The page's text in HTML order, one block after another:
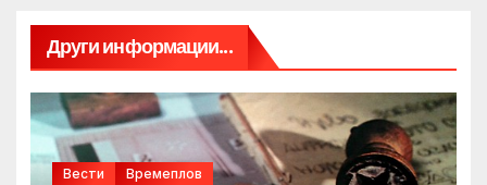
Други информации...
Вести Времеплов